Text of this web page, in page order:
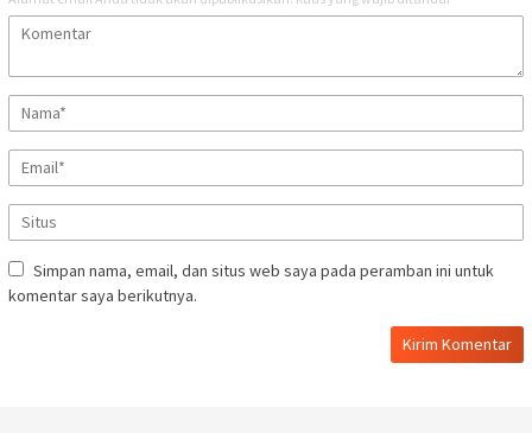
Simpan nama, email, dan situs web saya pada peramban ini untuk
komentar saya berikutnya.